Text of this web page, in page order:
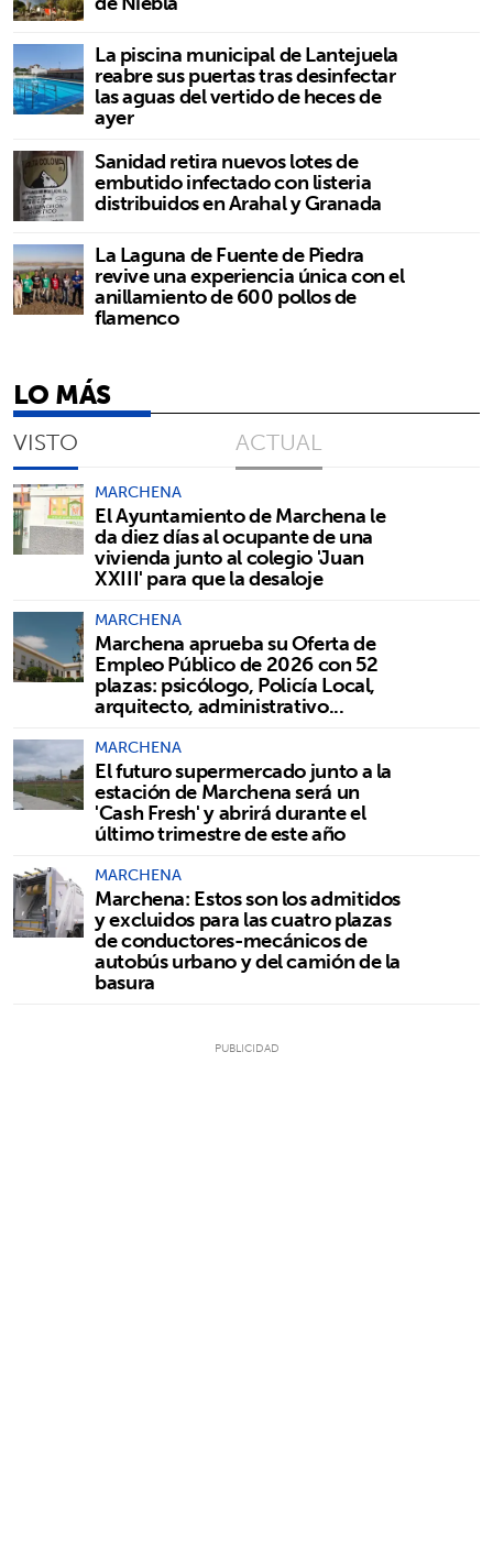
La piscina municipal de Lantejuela
reabre sus puertas tras desinfectar
las aguas del vertido de heces de
ayer
Sanidad retira nuevos lotes de
embutido infectado con listeria
distribuidos en Arahal y Granada
La Laguna de Fuente de Piedra
revive una experiencia única con el
anillamiento de 600 pollos de
flamenco
LO MÁS
VISTO ACTUAL
MARCHENA
El Ayuntamiento de Marchena le
da diez días al ocupante de una
vivienda junto al colegio 'Juan
XXIII' para que la desaloje
MARCHENA
Marchena aprueba su Oferta de
Empleo Público de 2026 con 52
plazas: psicólogo, Policía Local,
arquitecto, administrativo...
MARCHENA
El futuro supermercado junto a la
estación de Marchena será un
'Cash Fresh' y abrirá durante el
último trimestre de este año
MARCHENA
Marchena: Estos son los admitidos
y excluidos para las cuatro plazas
de conductores-mecánicos de
autobús urbano y del camión de la
basura